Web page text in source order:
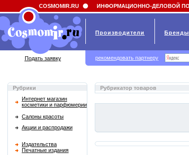
Field 'news_title' doesn't have a default value
Рубрики
Интернет магазин
косметики и парфюмерии
Салоны красоты
Акции и распродажи
Издательства
Печатные издания
Рубрикатор товаров
COSMOMIR.RU ИНФОРМАЦИОННО-ДЕЛОВОЙ
Производители Бренды
Подать заявку рекомендовать партнеру